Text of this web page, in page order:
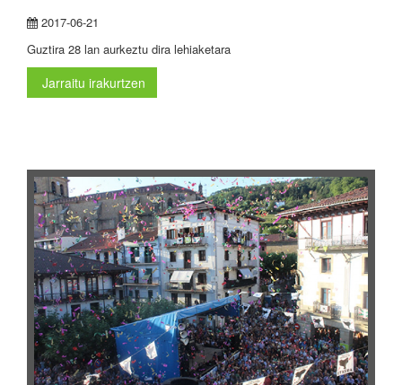
2017-06-21
Guztira 28 lan aurkeztu dira lehiaketara
Jarraitu irakurtzen